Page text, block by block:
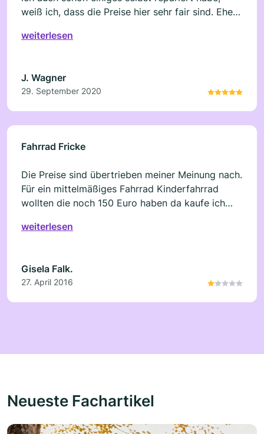
weiß ich, dass die Preise hier sehr fair sind. Eher
Die oben stehende Bewertung, in der ein Rad für
gutes Rad. Ein qualititav gutes Kinderrad das viel
weniger kostet (z.B. 70€) ist vermutlich geklaut
oder extrem minderwertig. Ich verstehe nicht
warum man einen Laden mit Bewertungen
die Dienstleistung tatsächlich in Anspruch
- zu unrecht!
weiterlesen
J. Wagner
29. September 2020
Fahrrad Fricke
Die Preise sind übertrieben meiner Meinung nach.
Für ein mittelmäßiges Fahrrad Kinderfahrrad
wollten die noch 150 Euro haben da kaufe ich
weiterlesen
Gisela Falk.
27. April 2016
Neueste Fachartikel